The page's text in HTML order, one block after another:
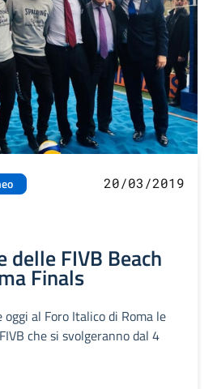
20/03/2019
delle FIVB Beach
Finals
al Foro Italico di Roma le
che si svolgeranno dal 4